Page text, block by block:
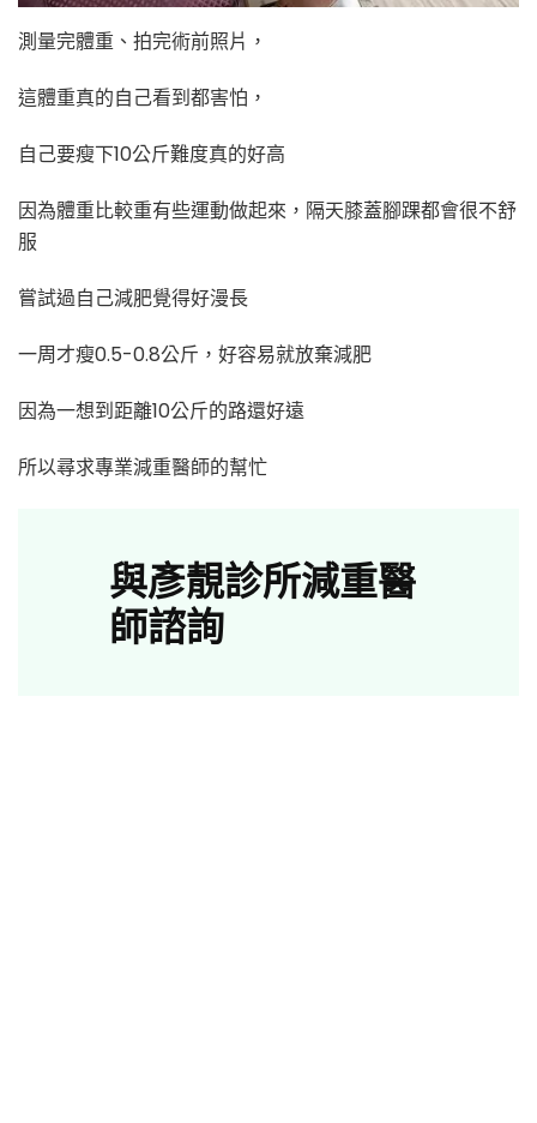
測量完體重、拍完術前照片，
這體重真的自己看到都害怕，
自己要瘦下10公斤難度真的好高
因為體重比較重有些運動做起來，隔天膝蓋腳踝都會很不舒
服
嘗試過自己減肥覺得好漫長
一周才瘦0.5-0.8公斤，好容易就放棄減肥
因為一想到距離10公斤的路還好遠
所以尋求專業減重醫師的幫忙
與彥靚診所減重醫
師諮詢